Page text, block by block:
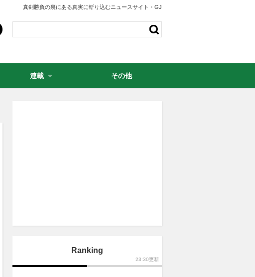
真剣勝負の裏にある真実に斬り込むニュースサイト・GJ
Ranking
23:30更新
連載 その他